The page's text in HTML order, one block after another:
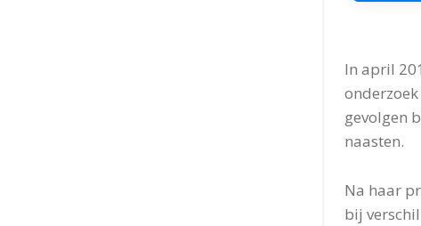
In april
gevolgen
naasten.
Na haar
bij